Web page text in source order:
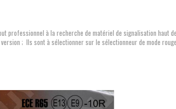
professionnel à la recherche de matériel de signalisation haut
; Ils sont à sélectionner sur le sélectionneur de mode